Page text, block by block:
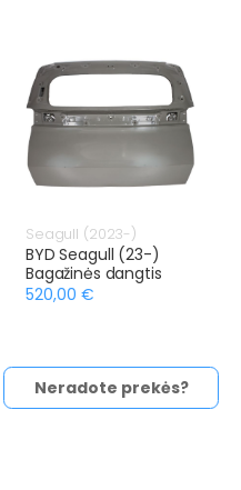
Seagull (2023-)
BYD Seagull (23-)
Bagažinės dangtis
520,00 €
Neradote prekės?